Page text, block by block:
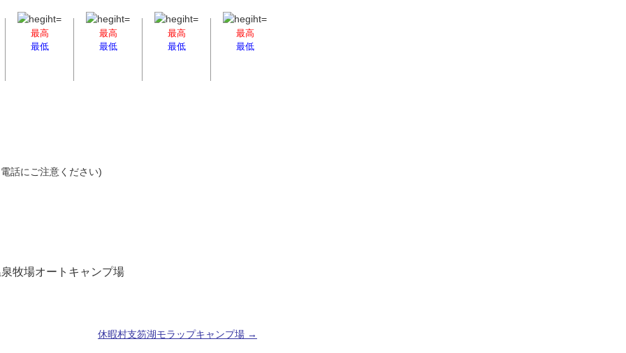
最高
最低
最高
最低
最高
最低
最高
最低
話にご注意ください)
牧場オートキャンプ場
休暇村支笏湖モラップキャンプ場 →